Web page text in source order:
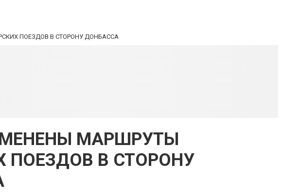
ПОЕЗДОВ В СТОРОНУ ДОНБАССА
МАРШРУТЫ
ПОЕЗДОВ В СТОРОНУ